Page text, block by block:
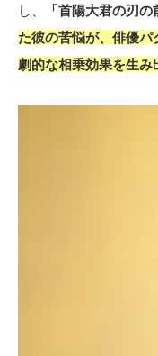
し、
「首陽大君の刃の
た彼の苦悩が、俳優パ
劇的な相乗効果を生み